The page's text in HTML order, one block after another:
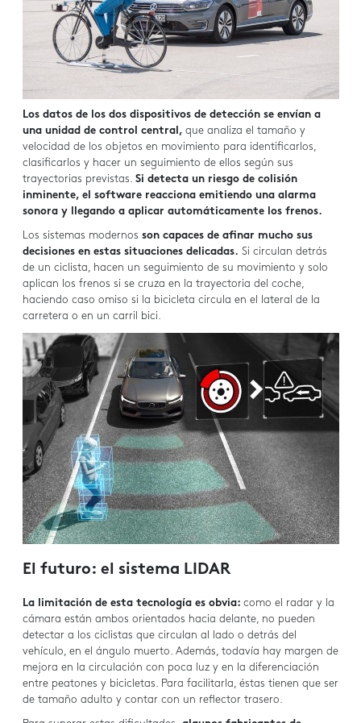
Los datos de los dos dispositivos de detección se envían a
una unidad de control central, que analiza el tamaño y
velocidad de los objetos en movimiento para identificarlos,
clasificarlos y hacer un seguimiento de ellos según sus
trayectorias previstas. Si detecta un riesgo de colisión
inminente, el software reacciona emitiendo una alarma
sonora y llegando a aplicar automáticamente los frenos.
Los sistemas modernos son capaces de afinar mucho sus
decisiones en estas situaciones delicadas. Si circulan detrás
de un ciclista, hacen un seguimiento de su movimiento y solo
aplican los frenos si se cruza en la trayectoria del coche,
haciendo caso omiso si la bicicleta circula en el lateral de la
carretera o en un carril bici.
El futuro: el sistema LIDAR
La limitación de esta tecnología es obvia: como el radar y la
cámara están ambos orientados hacia delante, no pueden
detectar a los ciclistas que circulan al lado o detrás del
vehículo, en el ángulo muerto. Además, todavía hay margen de
mejora en la circulación con poca luz y en la diferenciación
entre peatones y bicicletas. Para facilitarla, éstas tienen que ser
de tamaño adulto y contar con un reflector trasero.